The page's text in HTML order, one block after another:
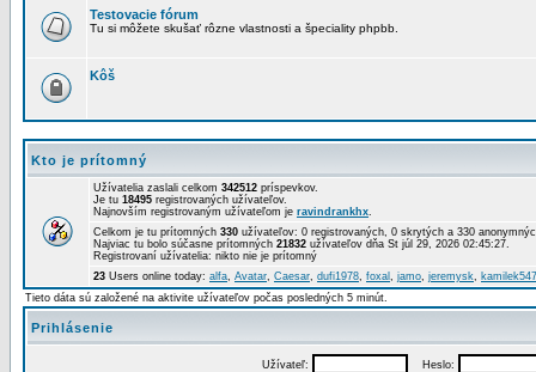
Testovacie fórum
Tu si môžete skušať rôzne vlastnosti a špeciality phpbb.
Kôš
Kto je prítomný
Užívatelia zaslali celkom 342512 príspevkov.
Je tu 18495 registrovaných užívateľov.
Najnovším registrovaným užívateľom je ravindrankhx.
Celkom je tu prítomných 330 užívateľov: 0 registrovaných, 0 skrytých a 330
Najviac tu bolo súčasne prítomných 21832 užívateľov dňa St júl 29, 2026 02:45:27.
Registrovaní užívatelia: nikto nie je prítomný
23 Users online today: alfa, Avatar, Caesar, dufi1978, foxal , jamo, jeremysk,
Tieto dáta sú založené na aktivite užívateľov počas posledných 5 minút.
Prihlásenie
Užívateľ: Heslo: